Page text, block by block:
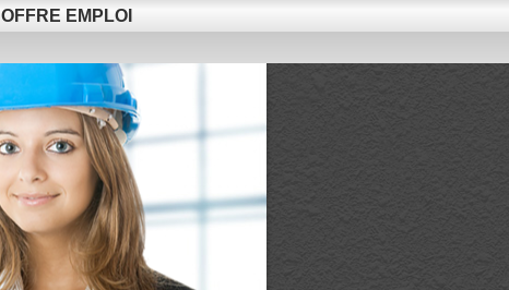
OFFRE EMPLOI